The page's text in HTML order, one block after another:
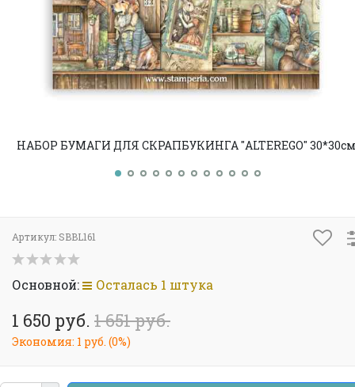
НАБОР БУМАГИ ДЛЯ СКРАПБУКИНГА "ALTEREGO"
Артикул: SBBL161
Основной: Осталась 1 штука
1 650 руб. 1 651 руб.
Экономия: 1 руб. (0%)